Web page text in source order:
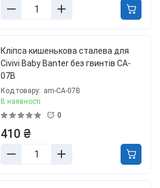
Кліпса кишенькова сталева для
Civivi Baby Banter без гвинтів CA-
07B
Код товару: am-CA-07B
В наявності
0
410 ₴